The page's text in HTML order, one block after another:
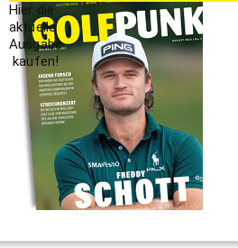
Hier die
aktuelle
Ausgabe
kaufen!